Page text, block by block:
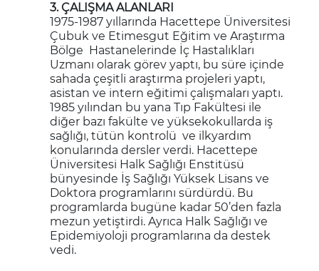
3. ÇALIŞMA ALANLARI
1975-1987 yıllarında Hacettepe Üniversitesi
Çubuk ve Etimesgut Eğitim ve Araştırma
Bölge Hastanelerinde İç Hastalıkları
Uzmanı olarak görev yaptı, bu süre içinde
sahada çeşitli araştırma projeleri yaptı,
asistan ve intern eğitimi çalışmaları yaptı.
1985 yılından bu yana Tıp Fakültesi ile
diğer bazı fakülte ve yüksekokullarda iş
sağlığı, tütün kontrolü ve ilkyardım
konularında dersler verdi. Hacettepe
Üniversitesi Halk Sağlığı Enstitüsü
bünyesinde İş Sağlığı Yüksek Lisans ve
Doktora programlarını sürdürdü. Bu
programlarda bugüne kadar 50’den fazla
mezun yetiştirdi. Ayrıca Halk Sağlığı ve
Epidemiyoloji programlarına da destek
vedi.